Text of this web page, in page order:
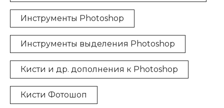
Инструменты Photoshop
Инструменты выделения Photoshop
Кисти и др. дополнения к Photoshop
Кисти Фотошоп